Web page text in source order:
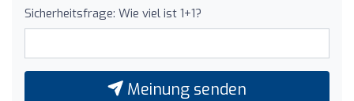
Sicherheitsfrage: Wie viel ist 1+1?
Meinung senden